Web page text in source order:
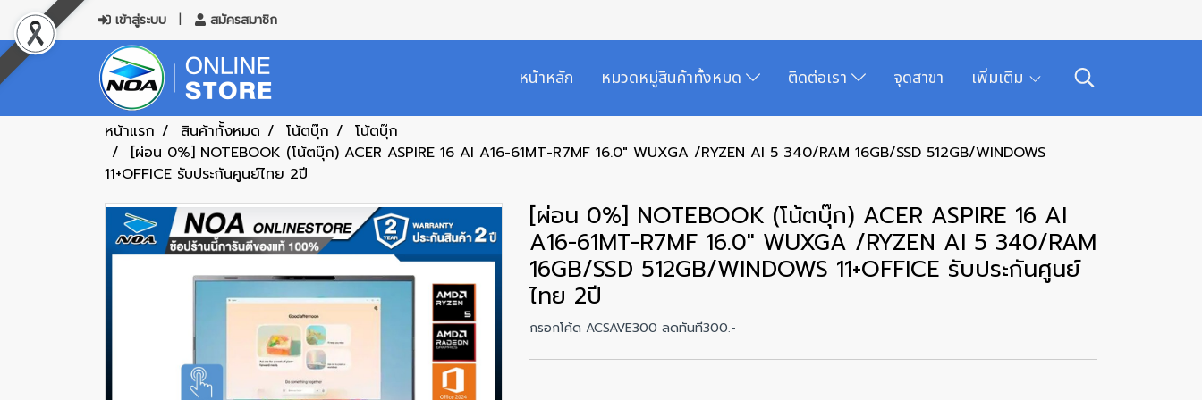
เข้าสู่ระบบ สมัครสมาชิก
หน้าหลัก หมวดหมู่สินค้าทั้งหมด ติดต่อเรา จุดสาขา เพิ่มเติม
หน้าแรก สินค้าทั้งหมด โน้ตบุ๊ก
โน้ตบุ๊ก
[ผ่อน 0%] NOTEBOOK (โน้ตบุ๊ก) ACER ASPIRE 16 AI A16-61MT-R7MF 16.0" WUXGA /RYZEN AI 5 340/RAM 16GB/SSD 512GB/WINDOWS
11+OFFICE รับประกันศูนย์ไทย 2ปี
[ผ่อน 0%] NOTEBOOK (โน้ตบุ๊ก) ACER ASPIRE 16 AI
A16-61MT-R7MF 16.0" WUXGA /RYZEN AI 5 340/RAM
16GB/SSD 512GB/WINDOWS 11+OFFICE รับประกันศูนย์
ไทย 2ปี
กรอกโค้ด ACSAVE300 ลดทันที300.-